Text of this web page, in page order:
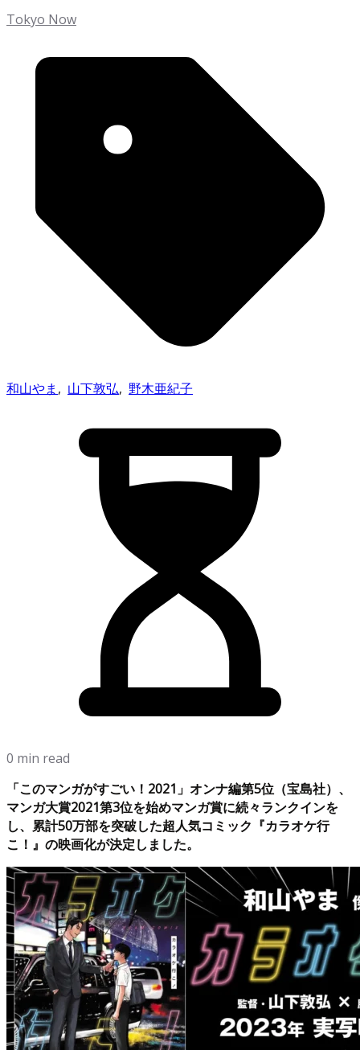
Tokyo Now
和山やま , 山下敦弘, 野木亜紀子
0 min read
「このマンガがすごい！2021」オンナ編第5位（宝島社）、
マンガ大賞2021第3位を始めマンガ賞に続々ランクインを
し、累計50万部を突破した超人気コミック『カラオケ行
こ！』の映画化が決定しました。